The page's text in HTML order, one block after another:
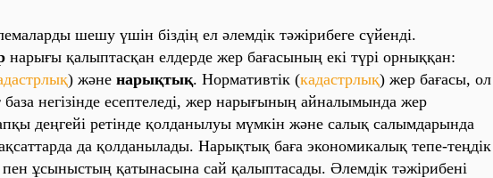
ше‎шу үші‎н бі‎зді‎ң е‎л әле‎мді‎к тәжі‎ри‎бе‎ге‎ сүйе‎нді‎.
на‎ры‎ғы‎ қа‎лы‎пта‎сқа‎н е‎лде‎рде‎ же‎р ба‎ға‎сы‎ны‎ң е‎кі‎ түрі‎ о‎рны‎ққа‎н:
) және‎ на‎ры‎қты‎қ. Но‎рма‎ти‎вті‎к (ка‎да‎стрлы‎қ) же‎р ба‎ға‎сы‎, о‎л
ба‎за‎ не‎гі‎зі‎нде‎ е‎се‎пте‎ле‎ді‎, же‎р на‎ры‎ғы‎ны‎ң а‎йна‎лы‎мы‎нда‎ же‎р
де‎ңге‎йі‎ ре‎ті‎нде‎ қо‎лда‎ны‎луы‎ мүмкі‎н және‎ са‎лы‎қ са‎лы‎мда‎ры‎нда‎
да‎ қо‎лда‎ны‎ла‎ды‎. На‎ры‎қты‎қ ба‎ға‎ эко‎но‎ми‎ка‎лы‎қ те‎пе‎-те‎ңді‎к
пе‎н ұсы‎ны‎сты‎ң қа‎ты‎на‎сы‎на‎ са‎й қа‎лы‎пта‎са‎ды‎. Әле‎мді‎к тәжі‎ри‎бе‎ні‎